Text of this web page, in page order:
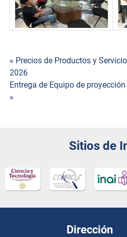
Navegación
de
« Precios de Productos y
2026
Entrega de Equipo de
»
Sitios de
Dirección